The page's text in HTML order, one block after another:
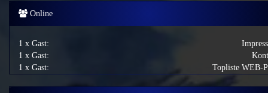
Online
1 x Gast:
1 x Gast:
1 x Gast:
Topliste WEB-